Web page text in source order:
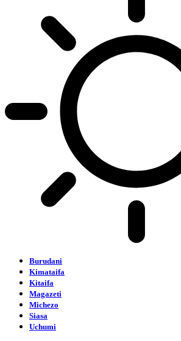
Burudani
Kimataifa
Kitaifa
Magazeti
Michezo
Siasa
Uchumi